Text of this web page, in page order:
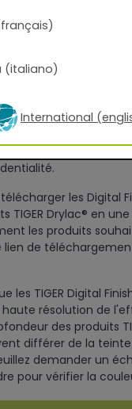
d'affaires et je les
service et en cliquant
je consens à
l'envoi d'une
les Digital
TIGER Drylac® en
les produits
lien de
les TIGER Digital
haute résolution de
des produits
différer de la
demander un
pour vérifier la
(italiano)
International